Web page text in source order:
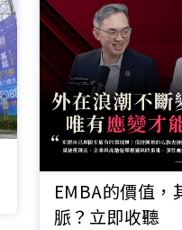
EMBA的價值，
脈？立即收聽